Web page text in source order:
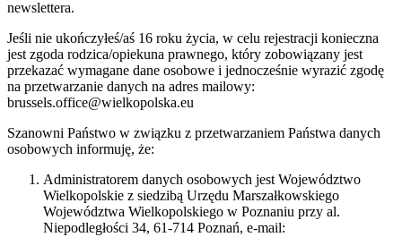
newslettera.
Jeśli nie ukończyłeś/aś 16 roku życia, w celu rejestracji konieczna
jest zgoda rodzica/opiekuna prawnego, który zobowiązany jest
przekazać wymagane dane osobowe i jednocześnie wyrazić zgodę
na przetwarzanie danych na adres mailowy:
brussels.office@wielkopolska.eu
Szanowni Państwo w związku z przetwarzaniem Państwa danych
osobowych informuję, że:
Administratorem danych osobowych jest Województwo
Wielkopolskie z siedzibą Urzędu Marszałkowskiego
Województwa Wielkopolskiego w Poznaniu przy al.
Niepodległości 34, 61-714 Poznań, e-mail: